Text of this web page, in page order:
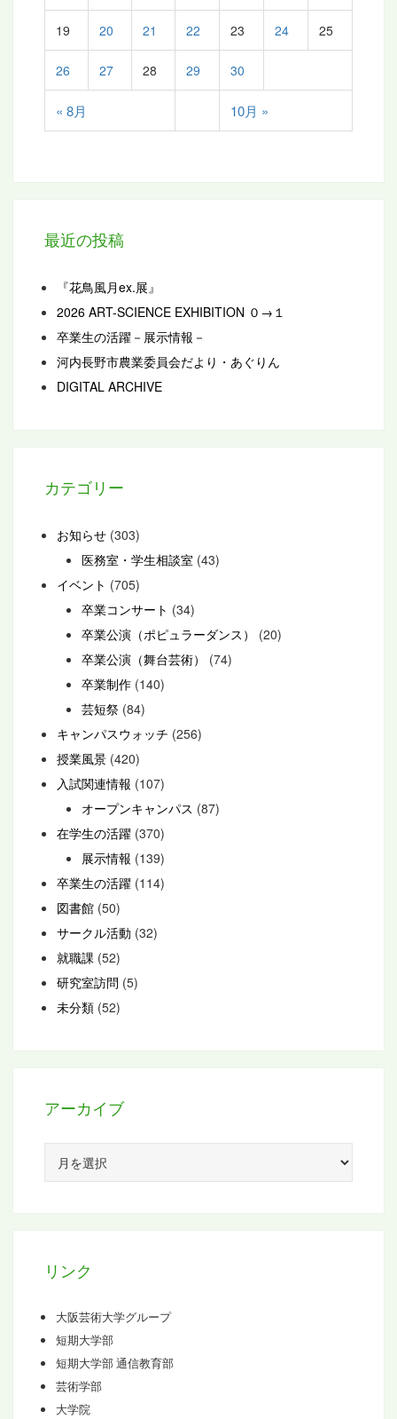
« 8月 10月 »
19 20 21 22 23 24 25
26 27 28 29 30
最近の投稿
『花鳥風月ex.展』
2026 ART-SCIENCE EXHIBITION ０→１
卒業生の活躍－展示情報－
河内長野市農業委員会だより・あぐりん
DIGITAL ARCHIVE
カテゴリー
お知らせ (303)
医務室・学生相談室 (43)
イベント (705)
卒業コンサート (34)
卒業公演（ポピュラーダンス）
(20)
卒業公演（舞台芸術）
(74)
卒業制作 (140)
芸短祭 (84)
キャンパスウォッチ (256)
授業風景 (420)
入試関連情報 (107)
オープンキャンパス (87)
在学生の活躍 (370)
展示情報 (139)
卒業生の活躍 (114)
図書館 (50)
サークル活動 (32)
就職課 (52)
研究室訪問 (5)
未分類 (52)
アーカイブ
カ
リンク
大阪芸術大学グループ
短期大学部
短期大学部 通信教育部
芸術学部
大学院